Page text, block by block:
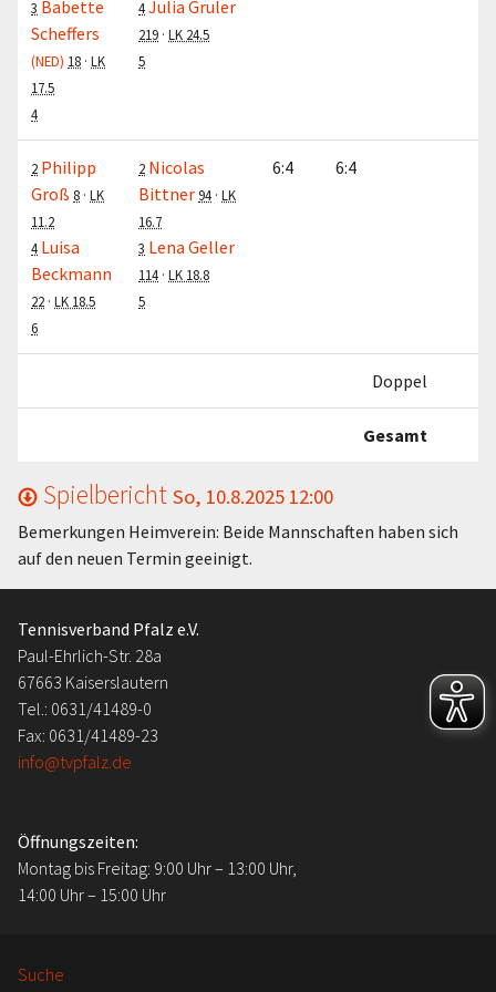
3 Babette
Scheffers
(NED) 18 · LK
17.5
4
4Julia Gruler
219 · LK 24.5
5
2 Philipp
Groß 8 · LK
11.2
4 Luisa
Beckmann
22 · LK 18.5
6
2 Nicolas
Bittner94 · LK
16.7
3 Lena Geller
114 · LK 18.8
5
6:4 6:4
Doppel
Gesamt
Spielbericht So, 10.8.2025 12:00
Bemerkungen Heimverein: Beide Mannschaften haben sich
auf den neuen Termin geeinigt.
Tennisverband Pfalz e.V.
Paul-Ehrlich-Str. 28a
67663 Kaiserslautern
Tel.: 0631/41489-0
Fax: 0631/41489-23
info@tvpfalz.de
Öffnungszeiten:
Montag bis Freitag: 9:00 Uhr – 13:00 Uhr,
14:00 Uhr – 15:00 Uhr
Suche